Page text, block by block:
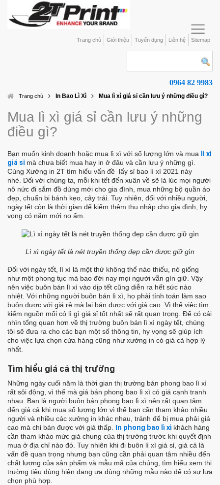
Trang chủ Giới thiệu Tuyển dụng Liên hệ Sitemap
0964 82 9983
Trang chủ In Bao Lì Xì Mua lì xì giá sỉ cần lưu ý những điều gì?
Mua lì xì giá sỉ cần lưu ý những
điều gì?
Bạn muốn kinh doanh hoặc mua lì xì với số lượng lớn và mua lì xì
giá sỉ mà chưa biết mua hay in ở đâu và cần lưu ý những gì.
Cùng Xưởng in 2T tìm hiểu vấn đề lấy sỉ bao lì xì 2021 này
nhé. Đối với chúng ta, mỗi khi tết đến xuân về sẽ là lúc mọi người
nô nức đi sắm đồ dùng mới cho gia đình, mua những bộ quần áo
đẹp, chuẩn bị bánh kẹo, cây trái. Tuy nhiên, đối với nhiều người,
ngày tết còn là thời gian để kiếm thêm thu nhập cho gia đình, hy
vọng có năm mới no ấm.
Lì xì ngày tết là nét truyền thống đẹp cần được giữ gìn
Đối với ngày tết, lì xì là một thứ không thể nào thiếu, nó giống
như một phong tục mà bao đời nay mọi người vẫn gìn giữ. Vậy
nên việc buôn bán lì xì vào dịp tết cũng diễn ra hết sức nào
nhiệt. Với những người buôn bán lì xì, họ phải tính toán làm sao
buôn được với giá rẻ mà lại bán được với giá cao. Vì thế việc tìm
kiếm nguồn mối có lì gì giá sỉ tốt nhất sẽ rất quan trọng. Để có cái
nhìn tổng quan hơn về thị trường buôn bán lì xì ngày tết, chúng
tôi sẽ đưa ra cho các bạn một số thông tin, hy vọng sẽ giúp ích
cho việc lựa chọn cửa hàng cũng như xưởng in có giá cả hợp lý
nhất.
Tìm hiểu giá cả thị trường
Những ngày cuối năm là thời gian thị trường bán phong bao lì xì
rất sôi động, vì thế mà giá bán phong bao lì xì có giá cạnh tranh
nhau. Bạn là người buôn bán phong bao lì xì nên rất quan tâm
đến giá cả khi mua số lượng lớn vì thế bạn cần tham khảo nhiều
người và nhiều các xưởng in khác nhau, tránh để bị mua phải giá
cao mà chỉ bán được với giá thấp. In phong bao lì xì khách hàng
cần tham khảo mức giá chung của thị trường trước khi quyết định
mua ở địa chỉ nào đó. Tuy nhiên khi đi buôn lì xì giá sỉ, giá cả là
vấn đề quan trọng nhưng bạn cũng cần phải quan tâm nhiều đến
chất lượng của sản phẩm và mẫu mã của chúng, tìm hiểu xem thị
trường tiêu dùng hiện đang ưa dùng những mẫu nào để có sự lựa
chọn phù hợp.